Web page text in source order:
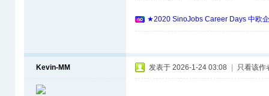
★2020 SinoJobs Career Days 中欧
Kevin-MM 发表于 2026-1-24 03:08 只看该作